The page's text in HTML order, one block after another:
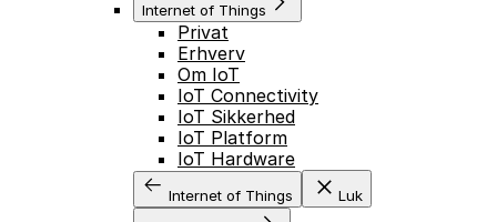
Internet of Things
Privat
Erhverv
Om IoT
IoT Connectivity
IoT Sikkerhed
IoT Platform
IoT Hardware
Internet of Things Luk